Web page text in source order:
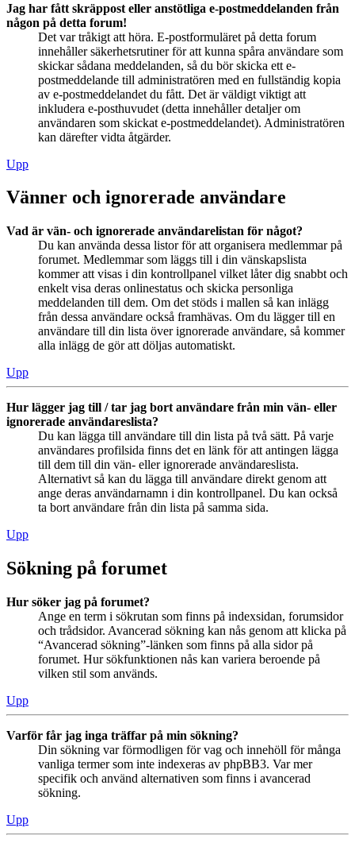
Jag har fått skräppost eller anstötliga e-postmeddelanden från
någon på detta forum!
Det var tråkigt att höra. E-postformuläret på detta forum
innehåller säkerhetsrutiner för att kunna spåra användare som
skickar sådana meddelanden, så du bör skicka ett e-
postmeddelande till administratören med en fullständig kopia
av e-postmeddelandet du fått. Det är väldigt viktigt att
inkludera e-posthuvudet (detta innehåller detaljer om
användaren som skickat e-postmeddelandet). Administratören
kan därefter vidta åtgärder.
Upp
Vänner och ignorerade användare
Vad är vän- och ignorerade användarelistan för något?
Du kan använda dessa listor för att organisera medlemmar på
forumet. Medlemmar som läggs till i din vänskapslista
kommer att visas i din kontrollpanel vilket låter dig snabbt och
enkelt visa deras onlinestatus och skicka personliga
meddelanden till dem. Om det stöds i mallen så kan inlägg
från dessa användare också framhävas. Om du lägger till en
användare till din lista över ignorerade användare, så kommer
alla inlägg de gör att döljas automatiskt.
Upp
Hur lägger jag till / tar jag bort användare från min vän- eller
ignorerade användareslista?
Du kan lägga till användare till din lista på två sätt. På varje
användares profilsida finns det en länk för att antingen lägga
till dem till din vän- eller ignorerade användareslista.
Alternativt så kan du lägga till användare direkt genom att
ange deras användarnamn i din kontrollpanel. Du kan också
ta bort användare från din lista på samma sida.
Upp
Sökning på forumet
Hur söker jag på forumet?
Ange en term i sökrutan som finns på indexsidan, forumsidor
och trådsidor. Avancerad sökning kan nås genom att klicka på
“Avancerad sökning”-länken som finns på alla sidor på
forumet. Hur sökfunktionen nås kan variera beroende på
vilken stil som används.
Upp
Varför får jag inga träffar på min sökning?
Din sökning var förmodligen för vag och innehöll för många
vanliga termer som inte indexeras av phpBB3. Var mer
specifik och använd alternativen som finns i avancerad
sökning.
Upp